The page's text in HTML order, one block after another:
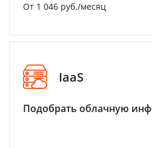
От 1 046 руб./месяц
IaaS
Подобрать облачную